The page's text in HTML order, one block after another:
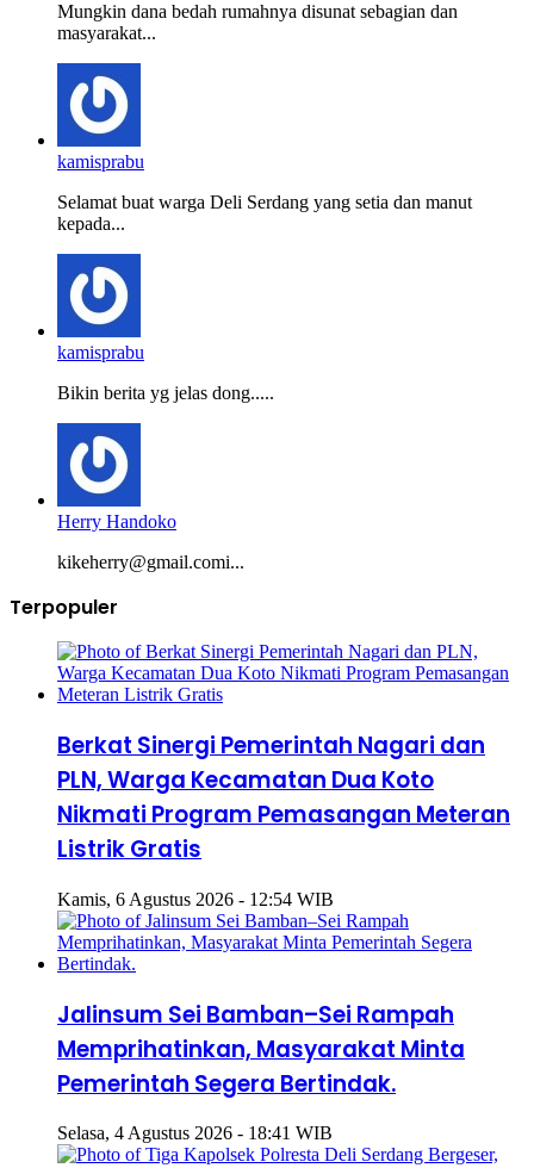
Mungkin dana bedah rumahnya disunat sebagian dan
masyarakat...
kamisprabu
Selamat buat warga Deli Serdang yang setia dan manut
kepada...
kamisprabu
Bikin berita yg jelas dong.....
Herry Handoko
kikeherry@gmail.comi...
Terpopuler
Berkat Sinergi Pemerintah Nagari dan
PLN, Warga Kecamatan Dua Koto
Nikmati Program Pemasangan Meteran
Listrik Gratis
Kamis, 6 Agustus 2026 - 12:54 WIB
Jalinsum Sei Bamban–Sei Rampah
Memprihatinkan, Masyarakat Minta
Pemerintah Segera Bertindak.
Selasa, 4 Agustus 2026 - 18:41 WIB